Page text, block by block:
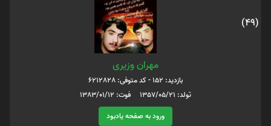
(49)
مهران وزیری
بازدید: 152 - کد متوفی: 6212828
تولد: 1357/05/21 فوت: 1383/01/12
ورود به صفحه یادبود